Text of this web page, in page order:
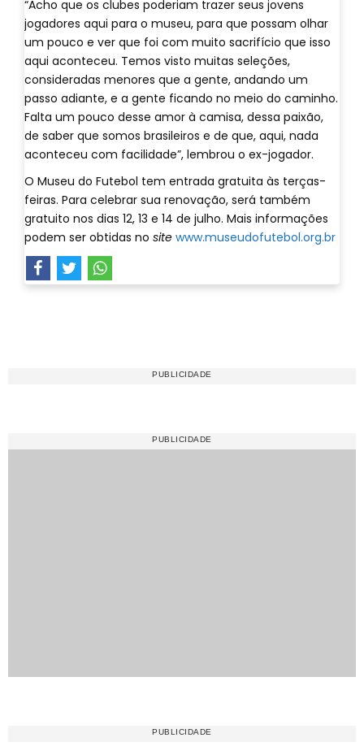
“Acho que os clubes poderiam trazer seus jovens
jogadores aqui para o museu, para que possam olhar
um pouco e ver que foi com muito sacrifício que isso
aqui aconteceu. Temos visto muitas seleções,
consideradas menores que a gente, andando um
passo adiante, e a gente ficando no meio do caminho.
Falta um pouco desse amor à camisa, dessa paixão,
de saber que somos brasileiros e de que, aqui, nada
aconteceu com facilidade”, lembrou o ex-jogador.
O Museu do Futebol tem entrada gratuita às terças-
feiras. Para celebrar sua renovação, será também
gratuito nos dias 12, 13 e 14 de julho. Mais informações
podem ser obtidas no site www.museudofutebol.org.br